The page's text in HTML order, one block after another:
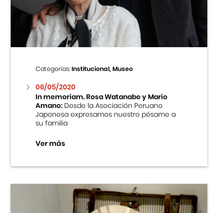
Centro Cultural Peruano Japonés
Cursos
Museo de la Inmigración Japonesa
Fondo Editorial
Teatro Peruano Japonés
Categorías:Institucional, Museo
06/05/2020
In memoriam. Rosa Watanabe y Mario
Amano:Desde la Asociación Peruano
Japonesa expresamos nuestro pésame a
su familia
Ver más